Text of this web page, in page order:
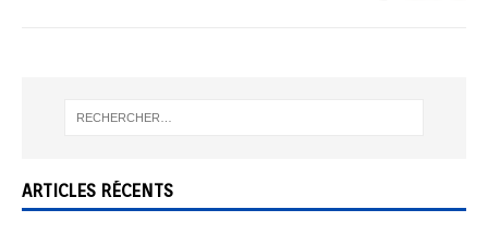
ARTICLES RÉCENTS